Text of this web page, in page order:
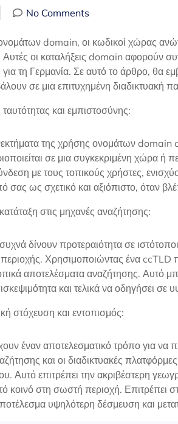
No Comments
domain, οι κωδικοί χώρας
Αυτές οι καταλήξεις domain
τη Γερμανία. Σε αυτό το άρθρο, θα
σε μια επιτυχημένη διαδικτυακή
και εμπιστοσύνης:
της χρήσης ονομάτων domain
σε μια συγκεκριμένη χώρα
με τους τοπικούς χρήστες,
σας ως σχετικό και αξιόπιστο, όταν
στις μηχανές αναζήτησης:
δίνουν προτεραιότητα σε
Χρησιμοποιώντας ένα ccTLD
αποτελέσματα αναζήτησης. Αυτό
και τελικά να οδηγήσει
στόχευση και εντοπισμός:
έναν αποτελεσματικό τρόπο για να
και οι διαδικτυακές
Αυτό επιτρέπει την ακριβέστερη
κοινό στη σωστή περιοχή. Επιτρέπει
υψηλότερη δέσμευση και